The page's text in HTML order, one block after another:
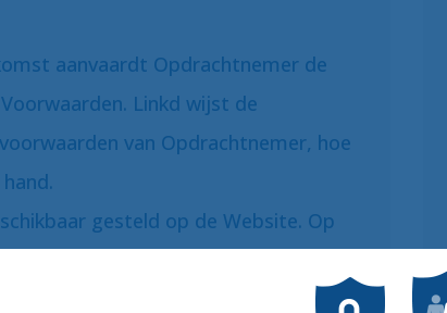
aanvaardt Opdrachtnemer de
Linkd wijst de
van Opdrachtnemer, hoe
gesteld op de Website. Op
een kopie van de Algemene